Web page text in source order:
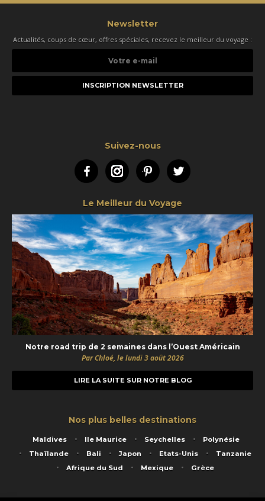
Newsletter
Actualités, coups de cœur, offres spéciales, recevez le meilleur du voyage :
e-
Suivez-nous
FacebookInstagramPinterestTwitter
Le Meilleur du Voyage
Notre road trip de 2 semaines dans l’Ouest Américain
Par Chloé, le lundi 3 août 2026
LIRE LA SUITE SUR NOTRE BLOG
Nos plus belles destinations
Maldives Ile Maurice Seychelles
Polynésie
Thaïlande
Bali Japon Etats-Unis
Tanzanie
Afrique du Sud
Mexique Grèce